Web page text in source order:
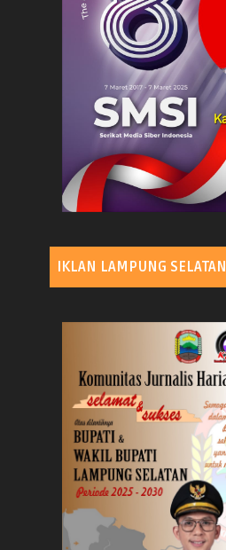
IKLAN LAMPUNG SELATAN